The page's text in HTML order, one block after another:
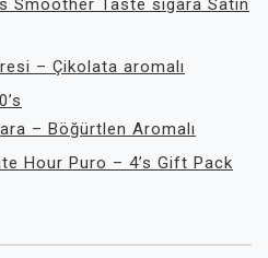
Smoother Taste sigara Satın
– Çikolata aromalı
– Böğürtlen Aromalı
Hour Puro – 4’s Gift Pack